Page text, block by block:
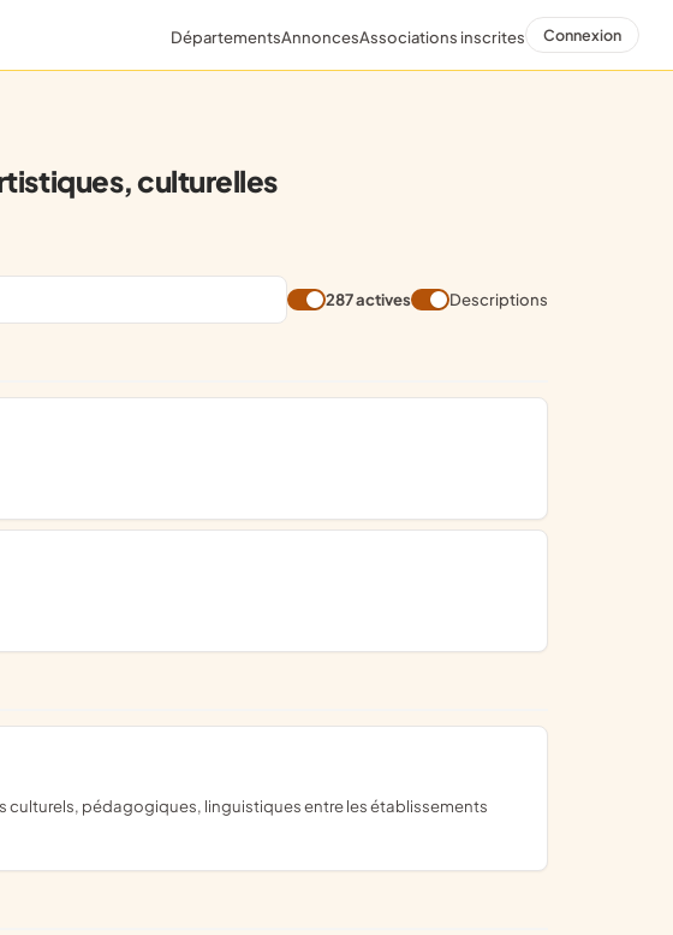
DépartementsAnnoncesAssociations inscrites Connexion
culturelles
287 actives Descriptions